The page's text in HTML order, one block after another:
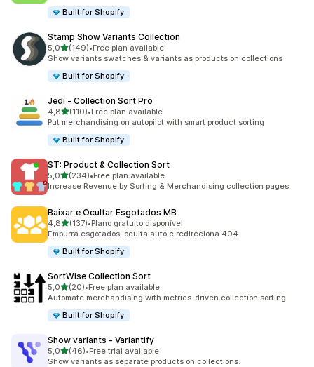
Built for Shopify
Stamp Show Variants Collection
5,0de 5 estrelas
(149)
149 total de avaliações
•Free plan available
Show variants swatches & variants as products on collections
Built for Shopify
Jedi ‑ Collection Sort Pro
4,8de 5 estrelas
(110)
110 total de avaliações
•Free plan available
Put merchandising on autopilot with smart product sorting
Built for Shopify
ST: Product & Collection Sort
5,0de 5 estrelas
(234)
234 total de avaliações
•Free plan available
Increase Revenue by Sorting & Merchandising collection pages
Baixar e Ocultar Esgotados MB
4,8de 5 estrelas
(137)
137 total de avaliações
•Plano gratuito disponível
Empurra esgotados, oculta auto e redireciona 404
Built for Shopify
SortWise Collection Sort
5,0de 5 estrelas
(20)
20 total de avaliações
•Free plan available
Automate merchandising with metrics-driven collection sorting
Built for Shopify
Show variants ‑ Variantify
5,0de 5 estrelas
(46)
46 total de avaliações
•Free trial available
Show variants as separate products on collections.